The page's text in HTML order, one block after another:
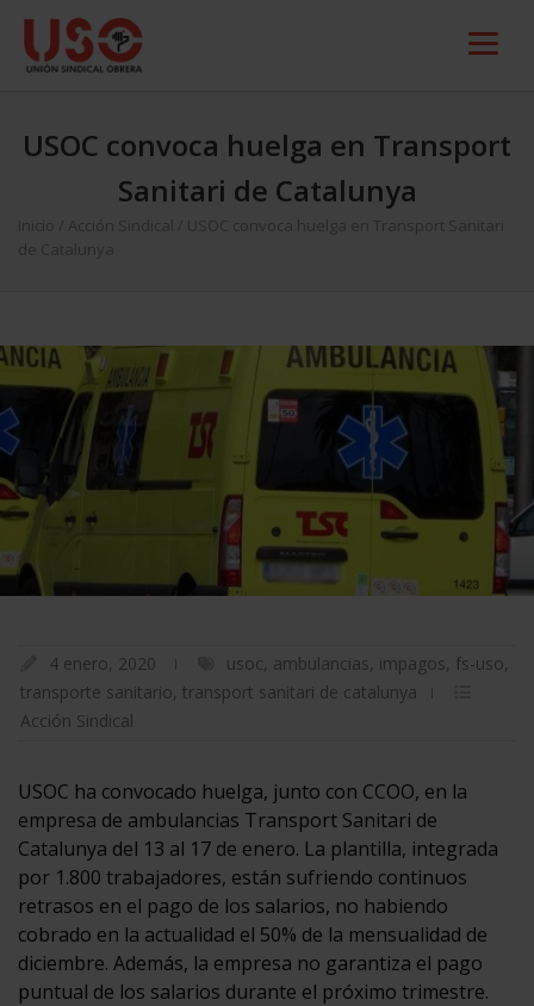
USOC convoca huelga en Transport
Sanitari de Catalunya
Inicio Acción Sindical
USOC convoca huelga en Transport Sanitari
de Catalunya
4 enero, 2020 usoc, ambulancias, impagos, fs-uso,
transporte sanitario, transport sanitari de catalunya
Acción Sindical
USOC ha convocado huelga, junto con CCOO, en la
empresa de ambulancias Transport Sanitari de
Catalunya del 13 al 17 de enero. La plantilla, integrada
por 1.800 trabajadores, están sufriendo continuos
retrasos en el pago de los salarios, no habiendo
cobrado en la actualidad el 50% de la mensualidad de
diciembre. Además, la empresa no garantiza el pago
puntual de los salarios durante el próximo trimestre.